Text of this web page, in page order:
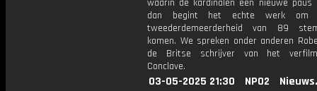
waarin de kardinalen een nieuwe paus
dan begint het echte werk om
tweederdemeerderheid van 89
komen. We spreken onder anderen
de Britse schrijver van het
Conclave.
03-05-2025 21:30 NPO2